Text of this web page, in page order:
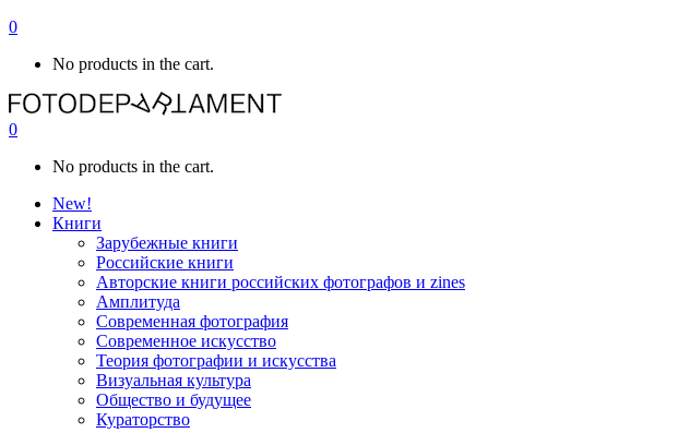
0
No products in the cart.
0
No products in the cart.
New!
Книги
Зарубежные книги
Российские книги
Авторские книги российских фотографов и zines
Амплитуда
Современная фотография
Современное искусство
Теория фотографии и искусства
Визуальная культура
Общество и будущее
Кураторство